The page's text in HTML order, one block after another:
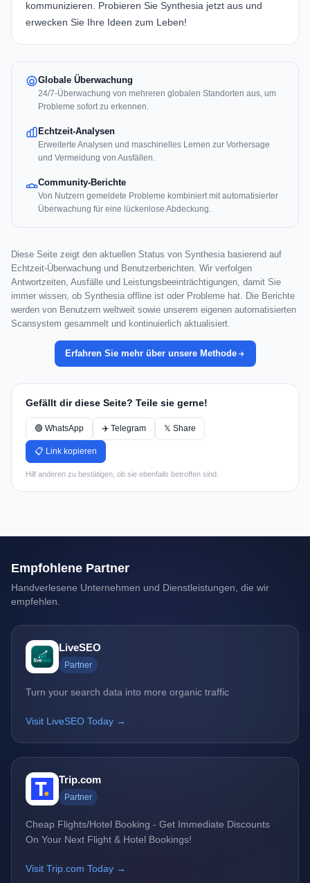
kommunizieren. Probieren Sie Synthesia jetzt aus und
erwecken Sie Ihre Ideen zum Leben!
Globale Überwachung
24/7-Überwachung von mehreren globalen Standorten aus, um
Probleme sofort zu erkennen.
Echtzeit-Analysen
Erweiterte Analysen und maschinelles Lernen zur Vorhersage
und Vermeidung von Ausfällen.
Community-Berichte
Von Nutzern gemeldete Probleme kombiniert mit automatisierter
Überwachung für eine lückenlose Abdeckung.
Diese Seite zeigt den aktuellen Status von Synthesia basierend auf
Echtzeit-Überwachung und Benutzerberichten. Wir verfolgen
Antwortzeiten, Ausfälle und Leistungsbeeinträchtigungen, damit Sie
immer wissen, ob Synthesia offline ist oder Probleme hat. Die Berichte
werden von Benutzern weltweit sowie unserem eigenen automatisierten
Scansystem gesammelt und kontinuierlich aktualisiert.
Erfahren Sie mehr über unsere Methode
Gefällt dir diese Seite? Teile sie gerne!
🟢 WhatsApp ✈️ Telegram 𝕏 Share
📋 Link kopieren
Hilf anderen zu bestätigen, ob sie ebenfalls betroffen sind.
Empfohlene Partner
Handverlesene Unternehmen und Dienstleistungen, die wir
empfehlen.
LiveSEO
Partner
Turn your search data into more organic traffic
Visit LiveSEO Today →
Trip.com
Partner
Cheap Flights/Hotel Booking - Get Immediate Discounts
On Your Next Flight & Hotel Bookings!
Visit Trip.com Today →